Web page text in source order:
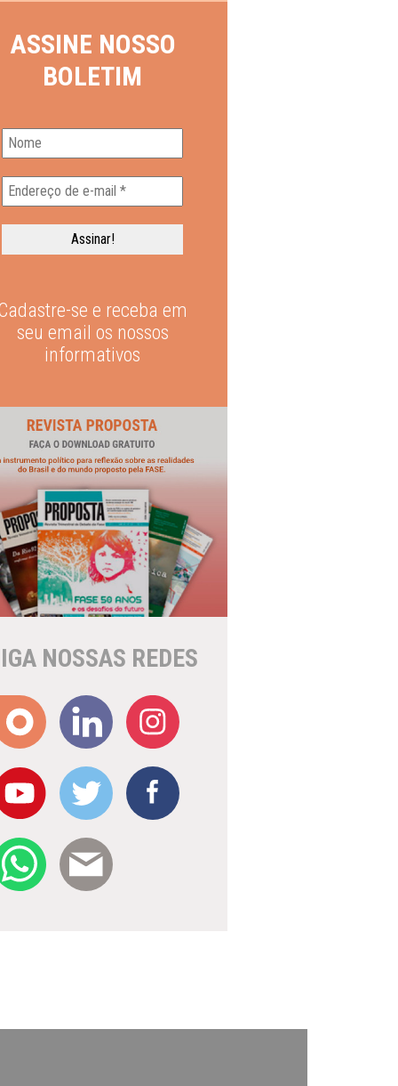
ASSINE NOSSO
BOLETIM
se e receba em
seu email os nossos
informativos
NOSSAS REDES